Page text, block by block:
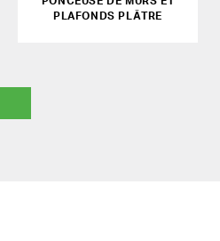
PLAFONDS PLÂTRE